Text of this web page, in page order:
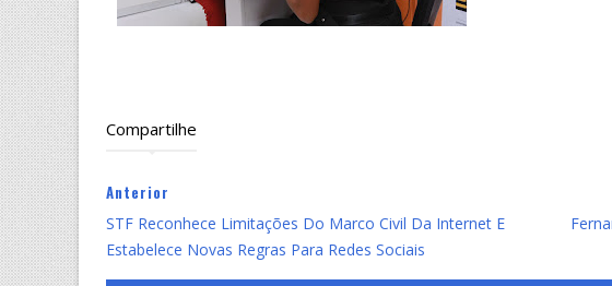
Compartilhe
Anterior
STF Reconhece Limitações Do Marco Civil Da Internet E
Estabelece Novas Regras Para Redes Sociais